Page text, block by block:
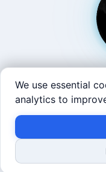
West Coast: 90
Coast: 125 Western
Image credits
We use essential
analytics to